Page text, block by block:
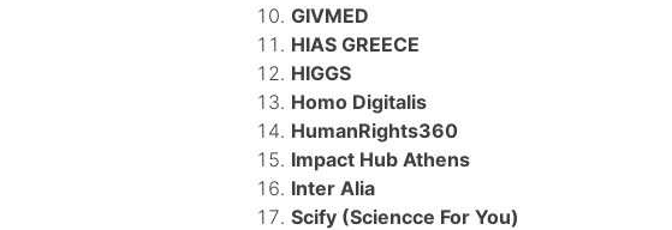
GIVMED
HIAS GREECE
HIGGS
Homo Digitalis
HumanRights360
Impact Hub Athens
Inter Alia
Scify (Sciencce For You)